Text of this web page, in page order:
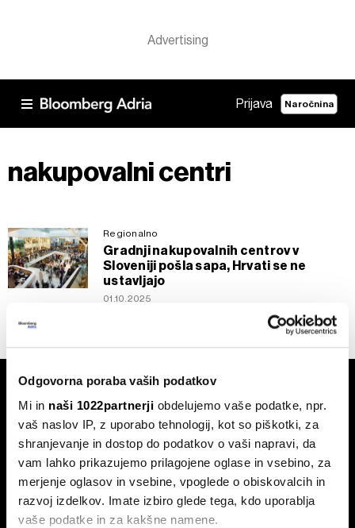
Odgovorna poraba vaših podatkov
Mi in naši 1022partnerji obdelujemo vaše podatke, npr.
vaš naslov IP, z uporabo tehnologij, kot so piškotki, za
shranjevanje in dostop do podatkov o vaši napravi, da
vam lahko prikazujemo prilagojene oglase in vsebino, za
merjenje oglasov in vsebine, vpoglede o obiskovalcih in
razvoj izdelkov. Imate izbiro glede tega, kdo uporablja
vaše podatke in za kakšne namene.
Prijava Naročnina
nakupovalni centri
Regionalno
Gradnji nakupovalnih centrov v
Sloveniji pošla sapa, Hrvati se ne
ustavljajo
01.10.2025
Naročite se na e-
pismo